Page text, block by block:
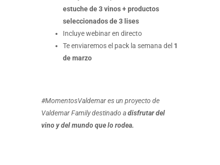
estuche de 3 vinos + productos
seleccionados de 3 lises
Incluye webinar en directo
Te enviaremos el pack la semana del 1
de marzo
#MomentosValdemar es un proyecto de
Valdemar Family destinado adisfrutar del
vino y del mundo que lo rodea.